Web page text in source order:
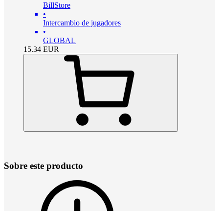
BillStore
•
Intercambio de jugadores
•
GLOBAL
15.34 EUR
Sobre este producto